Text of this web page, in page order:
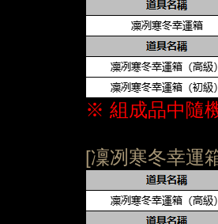
※ 組成品中隨
[凜冽寒冬幸運